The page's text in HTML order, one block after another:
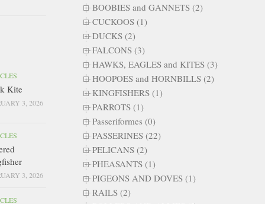
BOOBIES and GANNETS (2)
CUCKOOS (1)
DUCKS (2)
FALCONS (3)
HAWKS, EAGLES and KITES (3)
HOOPOES and HORNBILLS (2)
KINGFISHERS (1)
PARROTS (1)
Passeriformes (0)
PASSERINES (22)
PELICANS (2)
PHEASANTS (1)
PIGEONS AND DOVES (1)
RAILS (2)
Kite
3, 2026
3, 2026